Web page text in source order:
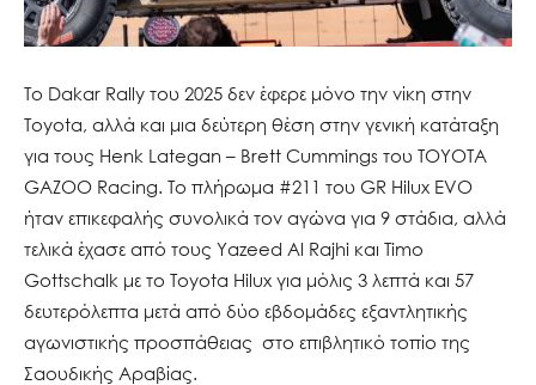
Το Dakar Rally του 2025 δεν έφερε μόνο την νίκη στην
Toyota, αλλά και μια δεύτερη θέση στην γενική κατάταξη
για τους Henk Lategan – Brett Cummings του TOYOTA
GAZOO Racing. Το πλήρωμα #211 του GR Hilux EVO
ήταν επικεφαλής συνολικά τον αγώνα για 9 στάδια, αλλά
τελικά έχασε από τους Yazeed Al Rajhi και Timo
Gottschalk με το Toyota Hilux για μόλις 3 λεπτά και 57
δευτερόλεπτα μετά από δύο εβδομάδες εξαντλητικής
αγωνιστικής προσπάθειας στο επιβλητικό τοπίο της
Σαουδικής Αραβίας.